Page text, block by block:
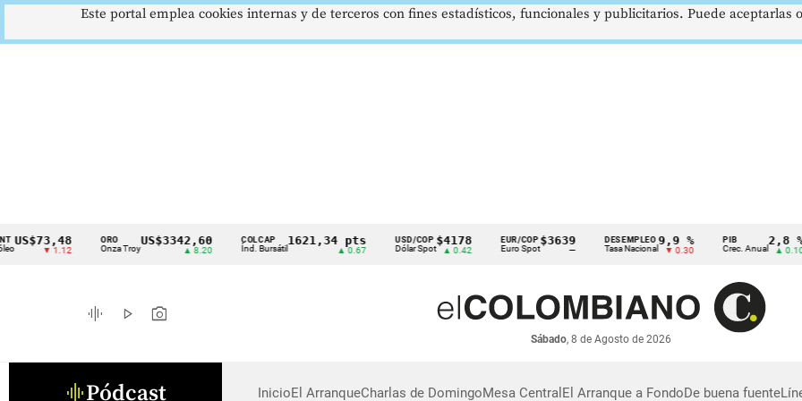
Cintillo
indicadores
económicos
▼ 1.12 Onza Troy
US$3342,60
▲ 8.20
COLCAP
Índ. Bursátil
1621,34 pts
▲ 0.67
USD/COP
Dólar Spot
$4178
▲ 0.42
EUR/COP
Euro Spot
$3639 DESEMPLEO
Tasa Nacional
9,9 %
▼ 0.30 Crec. Anual
2,8 %
▲ 0.10
graphic_eq play_arrow photo_camera
Sábado, 8 de Agosto de 2026
graphic_eqPódcast InicioEl ArranqueCharlas de DomingoMesa Central El Arranque a FondoDe buena fuente
Este portal emplea cookies internas y de terceros con fines estadísticos, funcionales y publicitarios. Puede aceptarlas